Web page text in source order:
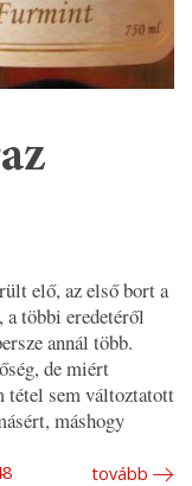
elő, az első bort a
többi eredetéről
annál több.
de miért
tétel sem változtatott
máshogy
tovább